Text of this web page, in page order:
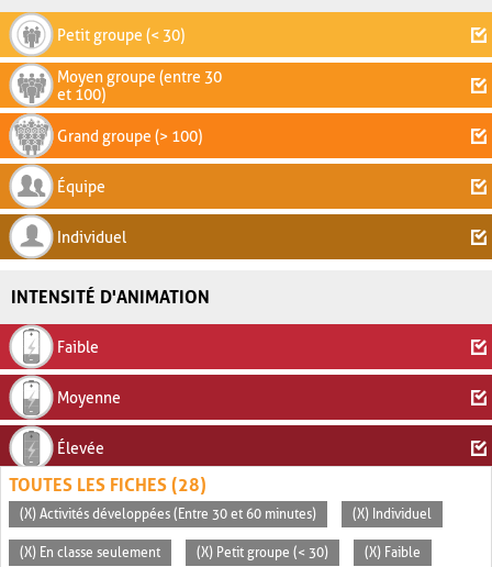
Petit groupe (< 30)
Moyen groupe (entre 30
et 100)
Grand groupe (> 100)
Équipe
Individuel
INTENSITÉ D'ANIMATION
Faible
Moyenne
Élevée
TOUTES LES FICHES (28)
(X) Activités développées (Entre 30 et 60 minutes) (X) Individuel
(X) En classe seulement (X) Petit groupe (< 30) (X) Faible